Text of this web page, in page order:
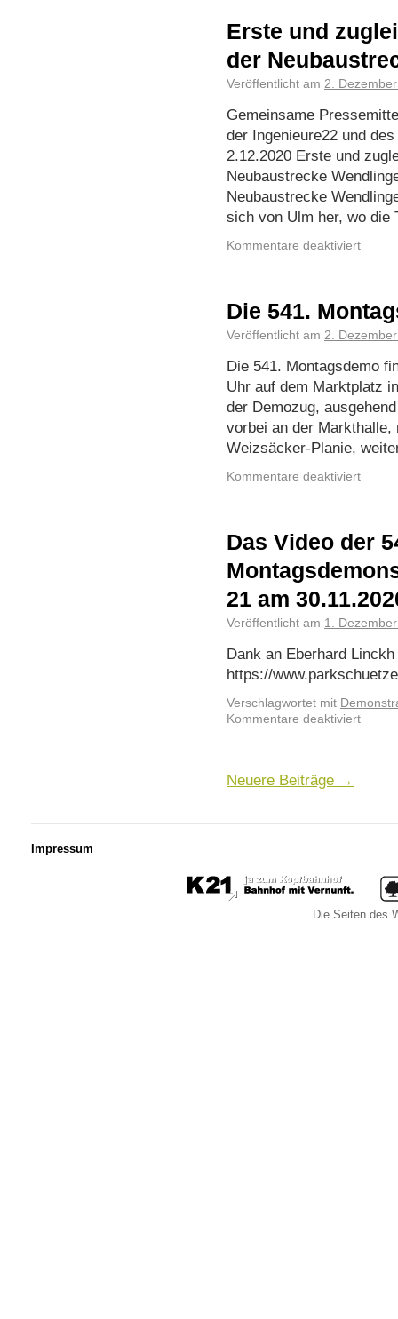
Erste und
der
Veröffentlicht am 2.
Gemeinsame
der Ingenieure22 und
2.12.2020 Erste und
Neubaustrecke
Neubaustrecke
sich von Ulm her, wo
Kommentare deaktiviert
Die 541.
Veröffentlicht am 2.
Die 541. Montagsdemo
Uhr auf dem Marktplatz
der Demozug,
vorbei an der
Weizsäcker-Planie,
Kommentare deaktiviert
Das Video der
21 am
Veröffentlicht am 1.
Dank an Eberhard
https://
Verschlagwortet mit
Kommentare deaktiviert
Neuere Beiträge →
Impressum
Die Seiten des